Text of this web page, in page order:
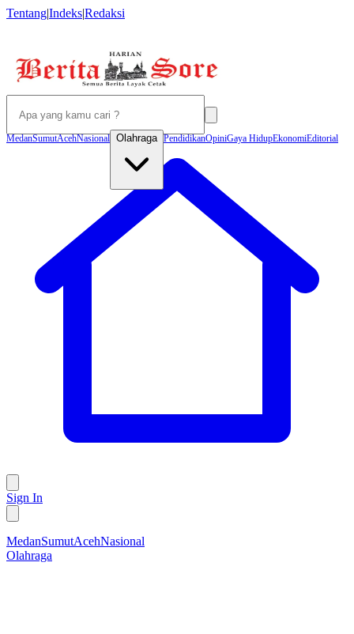
Tentang|Indeks|Redaksi
MedanSumutAcehNasional Olahraga PendidikanOpiniGaya HidupEkonomiEditorial
Sign In
MedanSumutAcehNasional
Olahraga